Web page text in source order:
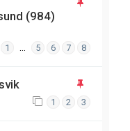
(984)
1 … 5 6 7 8
1 2 3